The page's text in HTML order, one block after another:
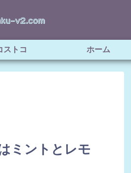
ストコ ホーム
ミントとレモ